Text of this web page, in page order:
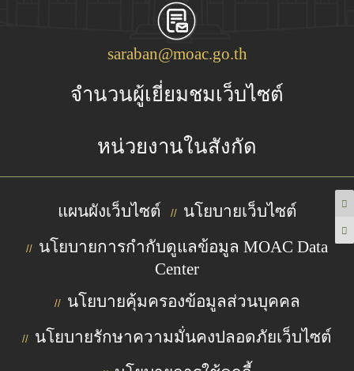
saraban@moac.go.th
จำนวนผู้เยี่ยมชมเว็บไซต์
หน่วยงานในสังกัด
แผนผังเว็บไซต์ // นโยบายเว็บไซต์
// นโยบายการกำกับดูแลข้อมูล MOAC Data
Center
// นโยบายคุ้มครองข้อมูลส่วนบุคคล
// นโยบายรักษาความมั่นคงปลอดภัยเว็บไซต์